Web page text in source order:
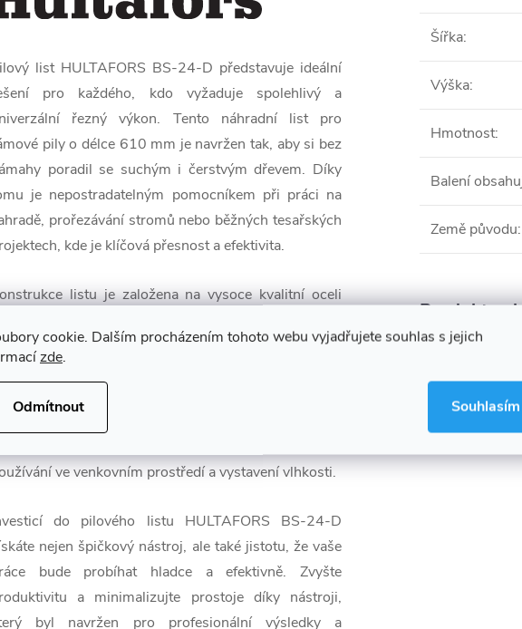
cookie. Dalším procházením tohoto webu vyjadřujete souhlas s jejich
zde.
Odmítnout Souhlasím
list HULTAFORS BS-24-D představuje ideální
pro každého, kdo vyžaduje spolehlivý a
řezný výkon. Tento náhradní list pro
pily o délce 610 mm je navržen tak, aby si bez
poradil se suchým i čerstvým dřevem. Díky
je nepostradatelným pomocníkem při práci na
prořezávání stromů nebo běžných tesařských
kde je klíčová přesnost a efektivita.
listu je založena na vysoce kvalitní oceli
pily prošly procesem speciálního tvrzení, což jim
dlouhotrvající ostrost a umožňuje efektivní
bez nutnosti zdlouhavého broušení. Celý list je
ve venkovním prostředí a vystavení vlhkosti.
do pilového listu HULTAFORS BS-24-D
nejen špičkový nástroj, ale také jistotu, že vaše
bude probíhat hladce a efektivně. Zvyšte
a minimalizujte prostoje díky nástroji,
byl navržen pro profesionální výsledky a
Šířka:
Výška:
Hmotnost:
Balení
Země původu:
Produkt